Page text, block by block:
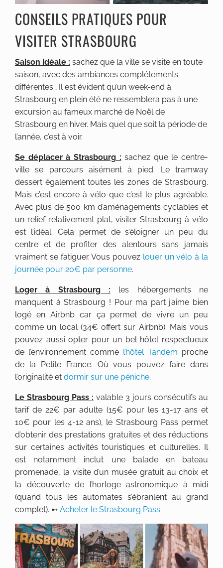
CONSEILS PRATIQUES POUR
VISITER STRASBOURG
Saison idéale : sachez que la ville se visite en toute
saison, avec des ambiances complétements
différentes… Il est évident qu’un week-end à
Strasbourg en plein été ne ressemblera pas à une
excursion au fameux marché de Noël de
Strasbourg en hiver. Mais quel que soit la période de
l’année, c’est à voir.
Se déplacer à Strasbourg : sachez que le centre-
ville se parcours aisément à pied. Le tramway
dessert également toutes les zones de Strasbourg.
Mais c’est encore à vélo que c’est le plus agréable.
Avec plus de 500 km d’aménagements cyclables et
un relief relativement plat, visiter Strasbourg à vélo
est l’idéal. Cela permet de s’éloigner un peu du
centre et de profiter des alentours sans jamais
vraiment se fatiguer. Vous pouvez louer un vélo à la
journée pour 20€ par personne.
Loger à Strasbourg : les hébergements ne
manquent à Strasbourg ! Pour ma part j’aime bien
logé en Airbnb car ça permet de vivre un peu
comme un local (34€ offert sur Airbnb). Mais vous
pouvez aussi opter pour un bel hôtel respectueux
de l’environnement comme l’hôtel Tandem proche
de la Petite France. Où vous pouvez faire dans
l’originalité et dormir sur une péniche.
Le Strasbourg Pass : valable 3 jours consécutifs au
tarif de 22€ par adulte (15€ pour les 13-17 ans et
10€ pour les 4-12 ans), le Strasbourg Pass permet
d’obtenir des prestations gratuites et des réductions
sur certaines activités touristiques et culturelles. Il
est notamment inclut une balade en bateau
promenade, la visite d’un musée gratuit au choix et
la découverte de l’horloge astronomique à midi
(quand tous les automates s’ébranlent au grand
complet). ➸ Acheter le Strasbourg Pass